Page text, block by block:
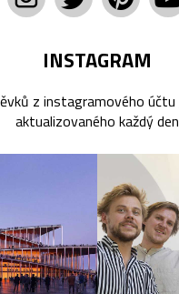
INSTAGRAM
z instagramového účtu
aktualizovaného každý den